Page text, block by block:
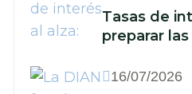
Tasas de
preparar
escenario
16/07/2026